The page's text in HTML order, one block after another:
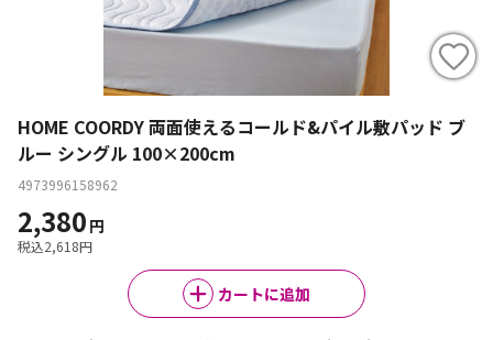
HOME COORDY 両面使えるコールド&パイル敷パッド ブ
ルー シングル 100×200cm
4973996158962
2,380 円
税込2,618円
カートに追加